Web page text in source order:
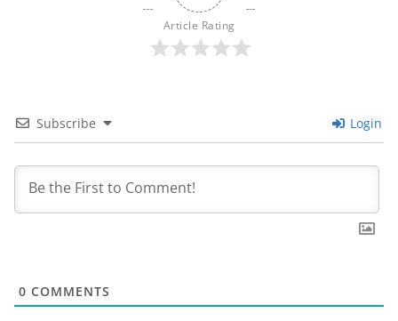
Article Rating
Subscribe Login
0 COMMENTS